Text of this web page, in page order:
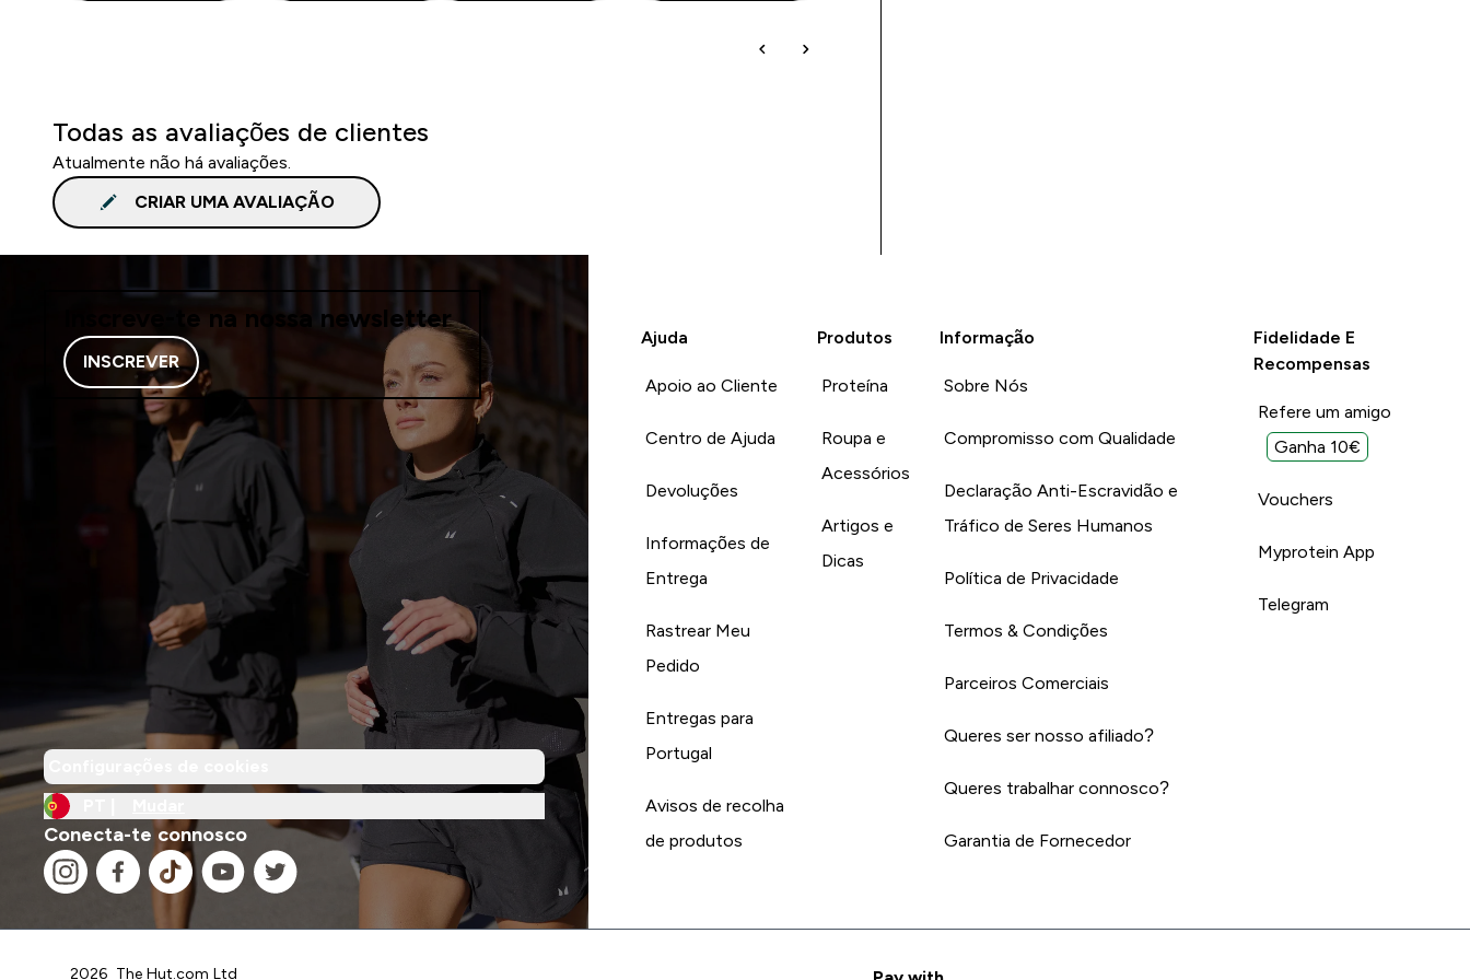
Todas as avaliações de clientes
Atualmente não há avaliações.
CRIAR UMA AVALIAÇÃO
Inscreve-te na nossa newsletter
INSCREVER
Conecta-te connosco
Ajuda
Apoio ao Cliente
Centro de Ajuda
Devoluções
Informações de
Entrega
Rastrear Meu
Pedido
Entregas para
Portugal
Avisos de recolha
de produtos
Produtos
Proteína
Roupa e
Acessórios
Artigos e
Dicas
Informação
Sobre Nós
Compromisso com Qualidade
Declaração Anti-Escravidão e
Tráfico de Seres Humanos
Política de Privacidade
Termos & Condições
Parceiros Comerciais
Queres ser nosso afiliado?
Queres trabalhar connosco?
Garantia de Fornecedor
Fidelidade E
Recompensas
Refere um amigo
Ganha 10€
Vouchers
Myprotein App
Telegram
2026 The Hut.com Ltd